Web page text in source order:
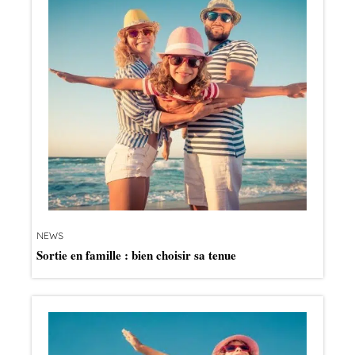
NEWS
Sortie en famille : bien choisir sa tenue